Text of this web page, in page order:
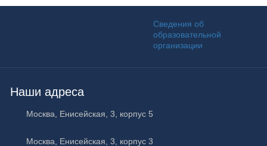
Сведения об
образовательной
организации
Наши адреса
Москва Енисейская, 3, корпус 5
Москва Енисейская, 3, корпус 3